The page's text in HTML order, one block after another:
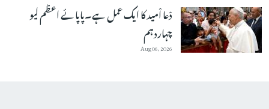
دْعا اْمید کا ایک عمل ہے۔پاپائے اعظم لیو
چہاردہم
Aug 06, 2026